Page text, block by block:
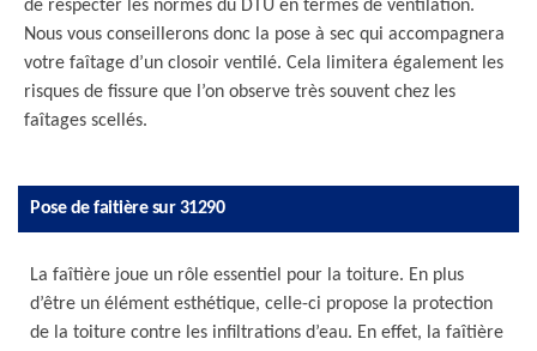
de respecter les normes du DTU en termes de ventilation.
Nous vous conseillerons donc la pose à sec qui accompagnera
votre faîtage d’un closoir ventilé. Cela limitera également les
risques de fissure que l’on observe très souvent chez les
faîtages scellés.
Pose de faitière sur 31290
La faîtière joue un rôle essentiel pour la toiture. En plus
d’être un élément esthétique, celle-ci propose la protection
de la toiture contre les infiltrations d’eau. En effet, la faîtière